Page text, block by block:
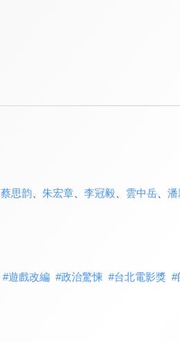
蔡思韵 朱宏章、 李冠毅、 雲中岳、 潘
#遊戲改編 #政治驚悚 #台北電影獎 #